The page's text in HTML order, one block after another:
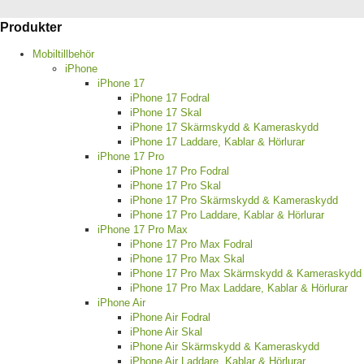
Produkter
Mobiltillbehör
iPhone
iPhone 17
iPhone 17 Fodral
iPhone 17 Skal
iPhone 17 Skärmskydd & Kameraskydd
iPhone 17 Laddare, Kablar & Hörlurar
iPhone 17 Pro
iPhone 17 Pro Fodral
iPhone 17 Pro Skal
iPhone 17 Pro Skärmskydd & Kameraskydd
iPhone 17 Pro Laddare, Kablar & Hörlurar
iPhone 17 Pro Max
iPhone 17 Pro Max Fodral
iPhone 17 Pro Max Skal
iPhone 17 Pro Max Skärmskydd & Kameraskydd
iPhone 17 Pro Max Laddare, Kablar & Hörlurar
iPhone Air
iPhone Air Fodral
iPhone Air Skal
iPhone Air Skärmskydd & Kameraskydd
iPhone Air Laddare, Kablar & Hörlurar